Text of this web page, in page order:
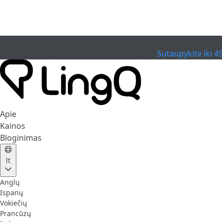
Sutaupykite iki
Apie
Kainos
Bloginimas
lt
Anglų
Ispanų
Vokiečių
Prancūzų